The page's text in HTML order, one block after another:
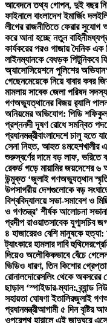
আবেদনে তথ্য গোপন, দুই বছর
ফাইনালে বাংলাদেশ ইমার্জিং দল
লীগের রাজনীতিতে ফেরার সুযোগ
করে আনা হচ্ছে নতুন বাহিনী
কার্যকরের পরও গাজায় দৈনিক এক
লাইনম্যানকে বেধড়ক পিটুনিকবে
অ্যাসোসিয়েশনে পুলিশের অভিযান
গেছেনমেয়েকে নিয়ে বাবার কবর
মামলায় সাবেক জেলা পরিষদ সদস্য
গণঅভ্যুত্থানের বিজয় র‍্যালি
অনিয়মের অভিযোগ: পিডি শফিকুল
প্রশ্ননদী দূষণ রোধে সমন্বিত
প্রধানমন্ত্রীবাংলাদেশে চালু হতে
সেনা নিহত, আহত ৪মহেশখালীর
শুরুস্বর্ণের দামে বড় লাফ, ভরিতে
রেকর্ড গড়ে মায়ামির জয়দেশের ৬
উন্মুক্ত ‘জুলাই গণঅভ্যুত্থান
উপসাগরীয় দেশগুলোকে বড়
বিশ্ববিদ্যালয়ে সভা-সমাবেশ ও
ও গণতন্ত্র’ শীর্ষক আলোচনা সভা
প্রদীপ রাওয়াতসাবেক যুগ্মসচিব
৪ হাজারেরও বেশি মানুষকে হত্যা:
ট্যাংকারে হামলার দাবি হুথিদের
দিয়েও অলৌকিকভাবে বেঁচে
ভিডিও ধারণ, তিন কিশোর
রোনালদোরেসলিং থেকে অবসরের
ছাড়াল ‘স্পাইডার-ম্যান: ব্র্যান্ড
সহায়তা ঘোষণা ইতালিরজুলাই
প্রধানমন্ত্রীআগামী ৫ দিন বৃষ্টির
ওপরেপথ হারালে এই জাদুঘরে